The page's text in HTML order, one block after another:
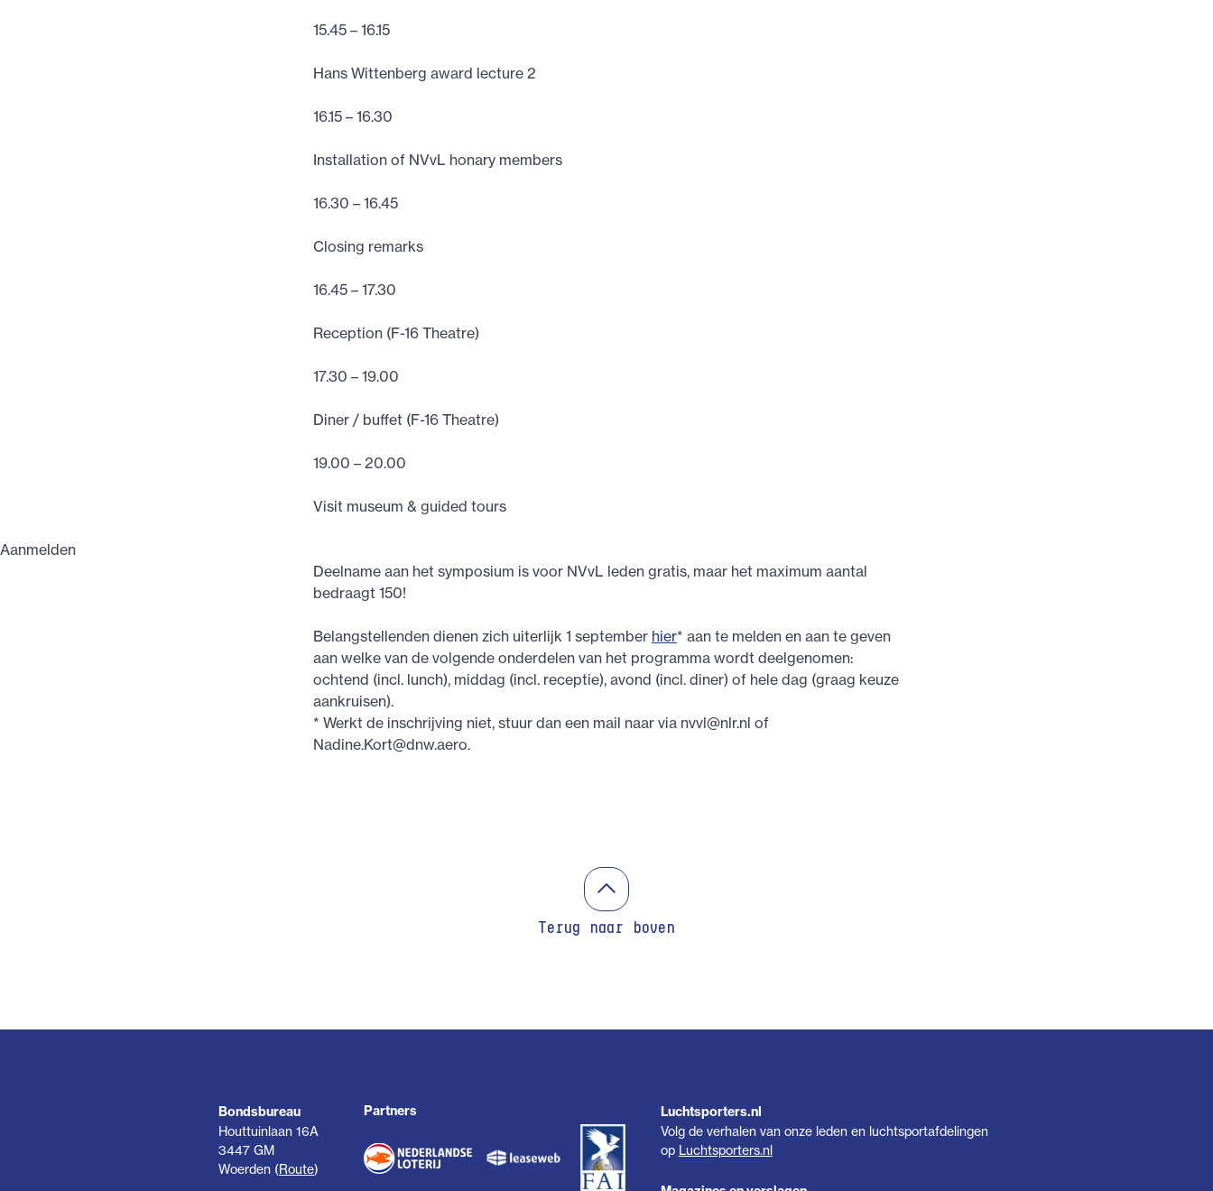
15.45 – 16.15
Hans Wittenberg award lecture 2
16.15 – 16.30
Installation of NVvL honary members
16.30 – 16.45
Closing remarks
16.45 – 17.30
Reception (F-16 Theatre)
17.30 – 19.00
Diner / buffet (F-16 Theatre)
19.00 – 20.00
Visit museum & guided tours
Aanmelden
Deelname aan het symposium is voor NVvL leden gratis, maar het maximum aantal
bedraagt 150!
Belangstellenden dienen zich uiterlijk 1 september hier* aan te melden en aan te geven
aan welke van de volgende onderdelen van het programma wordt deelgenomen:
ochtend (incl. lunch), middag (incl. receptie), avond (incl. diner) of hele dag (graag keuze
aankruisen).
* Werkt de inschrijving niet, stuur dan een mail naar via nvvl@nlr.nl of
Nadine.Kort@dnw.aero.
Terug naar boven
Bondsbureau
Houttuinlaan 16A
3447 GM
Woerden (Route)
Partners Luchtsporters.nl
Volg de verhalen van onze leden en luchtsportafdelingen
op Luchtsporters.nl